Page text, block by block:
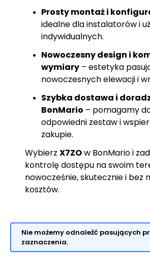
Prosty montaż i
idealne dla instalatorów i
indywidualnych.
Nowoczesny design i
wymiary – estetyka
nowoczesnych elewacji i
Szybka dostawa i
BonMario – pomagamy
odpowiedni zestaw i
zakupie.
Wybierz X7ZOw BonMario i
kontrolę dostępu na swoim
nowocześnie, skutecznie i bez
kosztów.
Nie możemy odnaleźć pasujących
zaznaczenia.